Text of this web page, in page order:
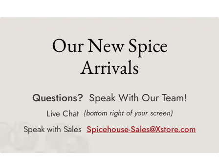
Our New Spice
Arrivals
Questions? Speak With Our Team!
Live Chat (bottom right of your screen)
Speak with Sales Spicehouse-Sales@Xstore.com